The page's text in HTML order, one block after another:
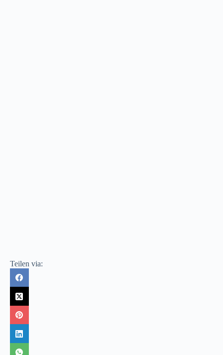
Teilen via: